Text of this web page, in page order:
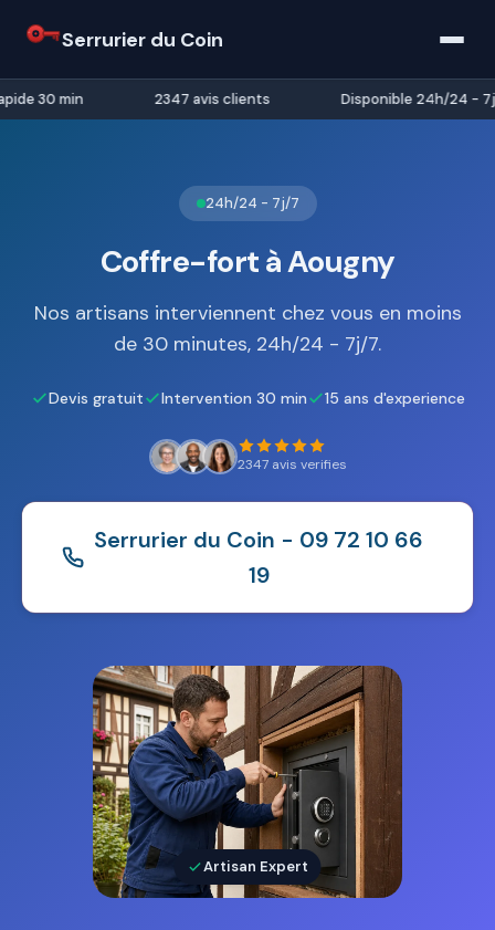
Serrurier du Coin
30 min 2347 avis clients Disponible 24h/24 - 7j/
24h/24 - 7j/7
Coffre-fort à Aougny
Nos artisans interviennent chez vous en moins
de 30 minutes, 24h/24 - 7j/7.
Devis gratuit Intervention 30 min 15 ans d'experience
2347 avis verifies
Serrurier du Coin - 09 72 10 66
19
Artisan Expert